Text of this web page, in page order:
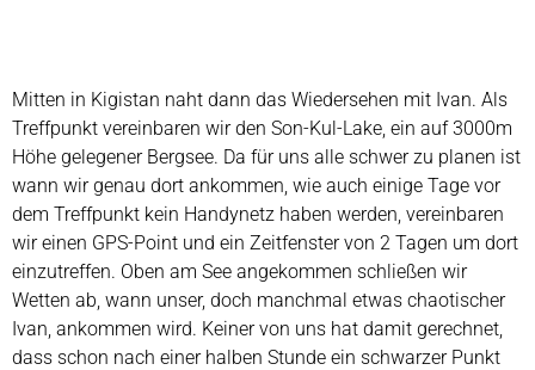
Mitten in Kigistan naht dann das Wiedersehen mit Ivan. Als
Treffpunkt vereinbaren wir den Son-Kul-Lake, ein auf 3000m
Höhe gelegener Bergsee. Da für uns alle schwer zu planen ist
wann wir genau dort ankommen, wie auch einige Tage vor
dem Treffpunkt kein Handynetz haben werden, vereinbaren
wir einen GPS-Point und ein Zeitfenster von 2 Tagen um dort
einzutreffen. Oben am See angekommen schließen wir
Wetten ab, wann unser, doch manchmal etwas chaotischer
Ivan, ankommen wird. Keiner von uns hat damit gerechnet,
dass schon nach einer halben Stunde ein schwarzer Punkt